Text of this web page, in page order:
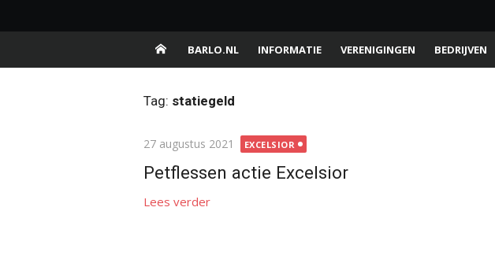
naar
inhoud
Barlo.nl
Buurtschap van de gemeente Aalten
BARLO.NL
INFORMATIE VERENIGINGEN BEDRIJVEN
Tag: statiegeld
Gepubliceerd
27 augustus 2021 EXCELSIOR
Petflessen actie Excelsior
Lees verder